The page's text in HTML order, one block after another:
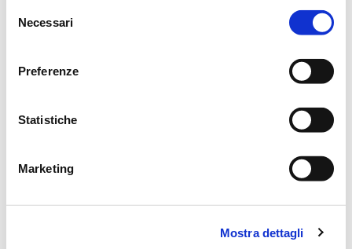
delNecessari
Preferenze
Statistiche
Marketing
Mostra dettagli
CONDIVIDI
Lascia ora un messaggio di vicinanza alla famiglia di MARCO .